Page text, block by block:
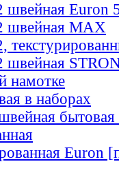
швейная Euron
швейная МАХ
швейная
намотке
в наборах
бытовая
Euron